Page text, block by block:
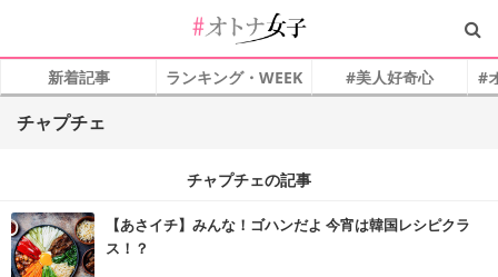
新着記事 ランキング・WEEK #美人好奇心 #
チャプチェ
チャプチェの記事
【あさイチ】みんな！ゴハンだよ 今宵は韓国レシピクラ
ス！？